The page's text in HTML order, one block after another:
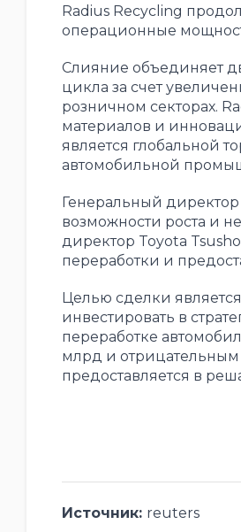
Radius Recycling
операционные
Слияние объединяет
цикла за счет
розничном секторах.
материалов и
является глобальной
автомобильной
Генеральный
возможности роста и
директор Toyota
переработки и
Целью сделки
инвестировать в
переработке
млрд и
предоставляется в
Источник: reuters